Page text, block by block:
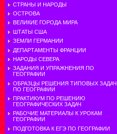
СТРАНЫ И НАРОДЫ
ОСТРОВА
ВЕЛИКИЕ ГОРОДА МИРА
ШТАТЫ США
ЗЕМЛИ ГЕРМАНИИ
ДЕПАРТАМЕНТЫ ФРАНЦИИ
НАРОДЫ СЕВЕРА
ЗАДАНИЯ И УПРАЖНЕНИЯ ПО
ГЕОГРАФИИ
ОБРАЗЦЫ РЕШЕНИЯ ТИПОВЫХ ЗАДАЧ
ПО ГЕОГРАФИИ
ПРАКТИКУМ ПО РЕШЕНИЮ
ГЕОГРАФИЧЕСКИХ ЗАДАЧ
РАБОЧИЕ МАТЕРИАЛЫ К УРОКАМ
ГЕОГРАФИИ
ПОДГОТОВКА К ЕГЭ ПО ГЕОГРАФИИ